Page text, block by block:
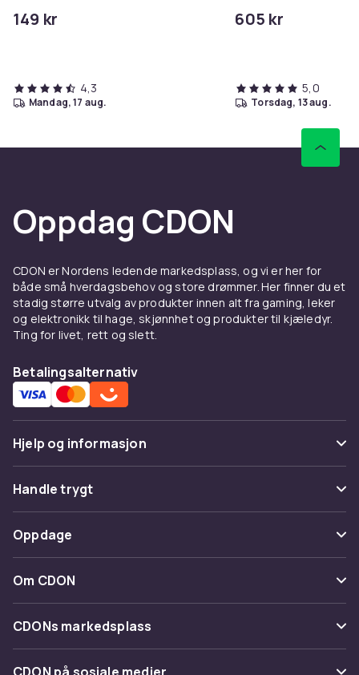
149 kr
4,3
mandag, 17 aug.
605 kr
5,0
torsdag, 13 aug.
Oppdag CDON
CDON er Nordens ledende markedsplass, og vi er her for
både små hverdagsbehov og store drømmer. Her finner du et
stadig større utvalg av produkter innen alt fra gaming, leker
og elektronikk til hage, skjønnhet og produkter til kjæledyr.
Ting for livet, rett og slett.
Betalingsalternativ
Hjelp og informasjon
Vanlige spørsmål
Spor pakke
Angre & returner her
Kontakt oss
Handle trygt
Betaling
Levering
Tilbakekallinger
Oppdage
Kategorier
Varemerker
Om CDON
Om oss
Kundeanmeldelser
CDONs markedsplass
Merchant Help Center